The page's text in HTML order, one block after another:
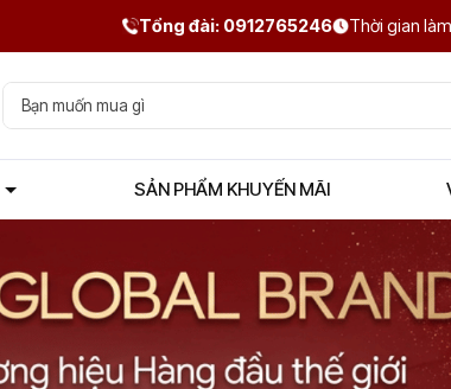
Tổng đài: 0912765246 Thời gian
SẢN PHẨM KHUYẾN MÃI